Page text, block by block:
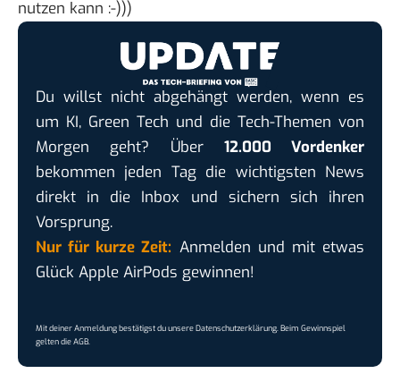
nutzen kann :-)))
Du willst nicht abgehängt werden, wenn es
um KI, Green Tech und die Tech-Themen von
Morgen geht? Über 12.000 Vordenker
bekommen jeden Tag die wichtigsten News
direkt in die Inbox und sichern sich ihren
Vorsprung.
Nur für kurze Zeit: Anmelden und mit etwas
Glück Apple AirPods gewinnen!
Mit deiner Anmeldung bestätigst du unsereDatenschutzerklärung. Beim Gewinnspiel
gelten dieAGB.